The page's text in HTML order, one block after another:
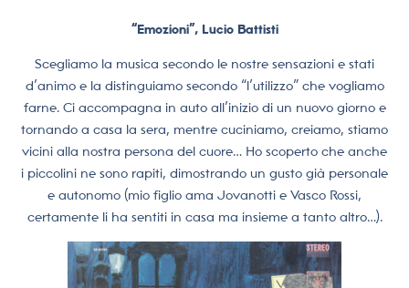
“Emozioni”, Lucio Battisti
Scegliamo la musica secondo le nostre sensazioni e stati
d’animo e la distinguiamo secondo “l’utilizzo” che vogliamo
farne. Ci accompagna in auto all’inizio di un nuovo giorno e
tornando a casa la sera, mentre cuciniamo, creiamo, stiamo
vicini alla nostra persona del cuore… Ho scoperto che anche
i piccolini ne sono rapiti, dimostrando un gusto già personale
e autonomo (mio figlio ama Jovanotti e Vasco Rossi,
certamente li ha sentiti in casa ma insieme a tanto altro…).